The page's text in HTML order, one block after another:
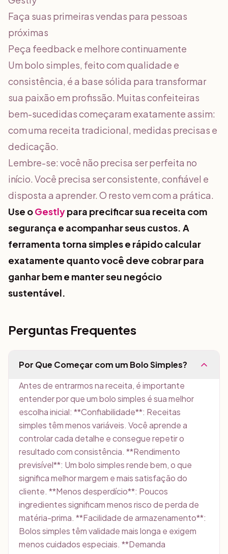
Faça suas primeiras vendas para pessoas
próximas
Peça feedback e melhore continuamente
Um bolo simples, feito com qualidade e
consistência, é a base sólida para transformar
sua paixão em profissão. Muitas confeiteiras
bem-sucedidas começaram exatamente assim:
com uma receita tradicional, medidas precisas e
dedicação.
Lembre-se: você não precisa ser perfeita no
início. Você precisa ser consistente, confiável e
disposta a aprender. O resto vem com a prática.
Use oGestlypara precificar sua receita com
segurança e acompanhar seus custos. A
ferramenta torna simples e rápido calcular
exatamente quanto você deve cobrar para
ganhar bem e manter seu negócio
sustentável.
Perguntas Frequentes
Por Que Começar com um Bolo Simples?
Antes de entrarmos na receita, é importante
entender por que um bolo simples é sua melhor
escolha inicial: **Confiabilidade**: Receitas
simples têm menos variáveis. Você aprende a
controlar cada detalhe e consegue repetir o
resultado com consistência. **Rendimento
previsível**: Um bolo simples rende bem, o que
significa melhor margem e mais satisfação do
cliente. **Menos desperdício**: Poucos
ingredientes significam menos risco de perda de
matéria-prima. **Facilidade de armazenamento**:
Bolos simples têm validade mais longa e exigem
menos cuidados especiais. **Demanda